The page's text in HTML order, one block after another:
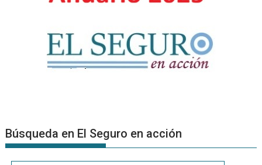
Búsqueda en El Seguro en acción